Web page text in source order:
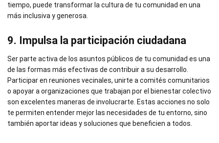
tiempo, puede transformar la cultura de tu comunidad en una
más inclusiva y generosa.
9. Impulsa la participación ciudadana
Ser parte activa de los asuntos públicos de tu comunidad es una
de las formas más efectivas de contribuir a su desarrollo.
Participar en reuniones vecinales, unirte a comités comunitarios
o apoyar a organizaciones que trabajan por el bienestar colectivo
son excelentes maneras de involucrarte. Estas acciones no solo
te permiten entender mejor las necesidades de tu entorno, sino
también aportar ideas y soluciones que beneficien a todos.